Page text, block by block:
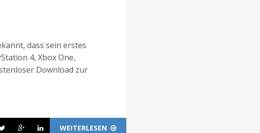
dass sein erstes
4, Xbox One,
Download zur
WEITERLESEN